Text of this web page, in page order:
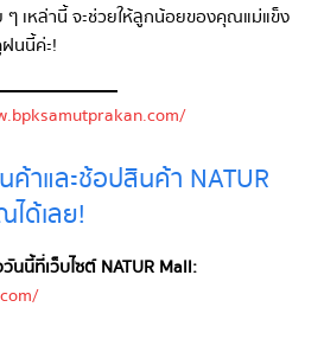
ๆ เหล่านี้ จะช่วยให้ลูกน้อยของคุณแม่แข็ง
นนี้ค่ะ!
าและช้อปสินค้า NATUR
ด้เลย!
นนี้ที่เว็บไซต์ NATUR Mall: